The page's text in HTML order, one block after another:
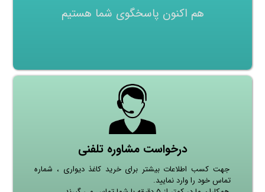
هم اکنون پاسخگوی شما هستیم
درخواست مشاوره تلفنی
جهت کسب اطلاعات بیشتر برای خرید کاغذ دیواری ، شماره
تماس خود را وارد نمایید.